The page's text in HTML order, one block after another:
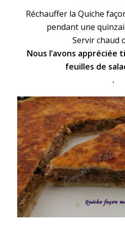
Réchauffer la Quiche
pendant une
Servir chaud
Nous l’avons appréciée
feuilles de
.